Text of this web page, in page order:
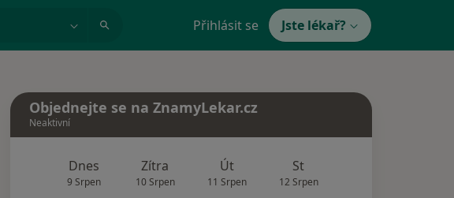
Přihlásit se Jste lékař?
Objednejte se na ZnamyLekar.cz
Neaktivní
Dnes
9 Srpen
Zítra
10 Srpen
Út
11 Srpen
St
12 Srpen